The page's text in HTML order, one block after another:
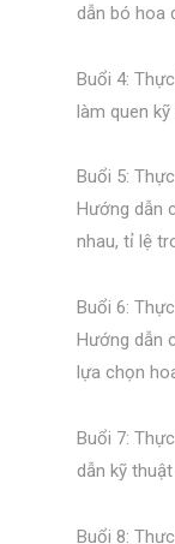
dẫn bó hoa
Buổi 4:
làm quen
Buổi 5:
Hướng dẫn
nhau, tỉ lệ
Buổi 6:
Hướng dẫn
lựa chọn
Buổi 7:
dẫn kỹ
Buổi 8: